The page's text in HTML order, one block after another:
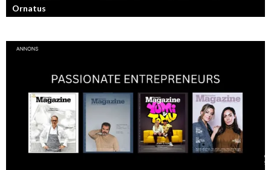
Ornatus
En av svergies mest talangfyllda tatuerare. Läs om hans historia och